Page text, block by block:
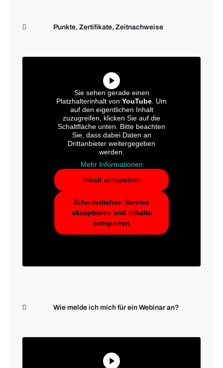
Punkte, Zertifikate, Zeitnachweise
Sie sehen gerade einen
Platzhalterinhalt von YouTube . Um
auf den eigentlichen Inhalt
zuzugreifen, klicken Sie auf die
Schaltfläche unten. Bitte beachten
Sie, dass dabei Daten an
Drittanbieter weitergegeben
werden.
Mehr Informationen
Inhalt entsperren
Erforderlichen Service
akzeptieren und Inhalte
entsperren
Wie melde ich mich für ein Webinar an?